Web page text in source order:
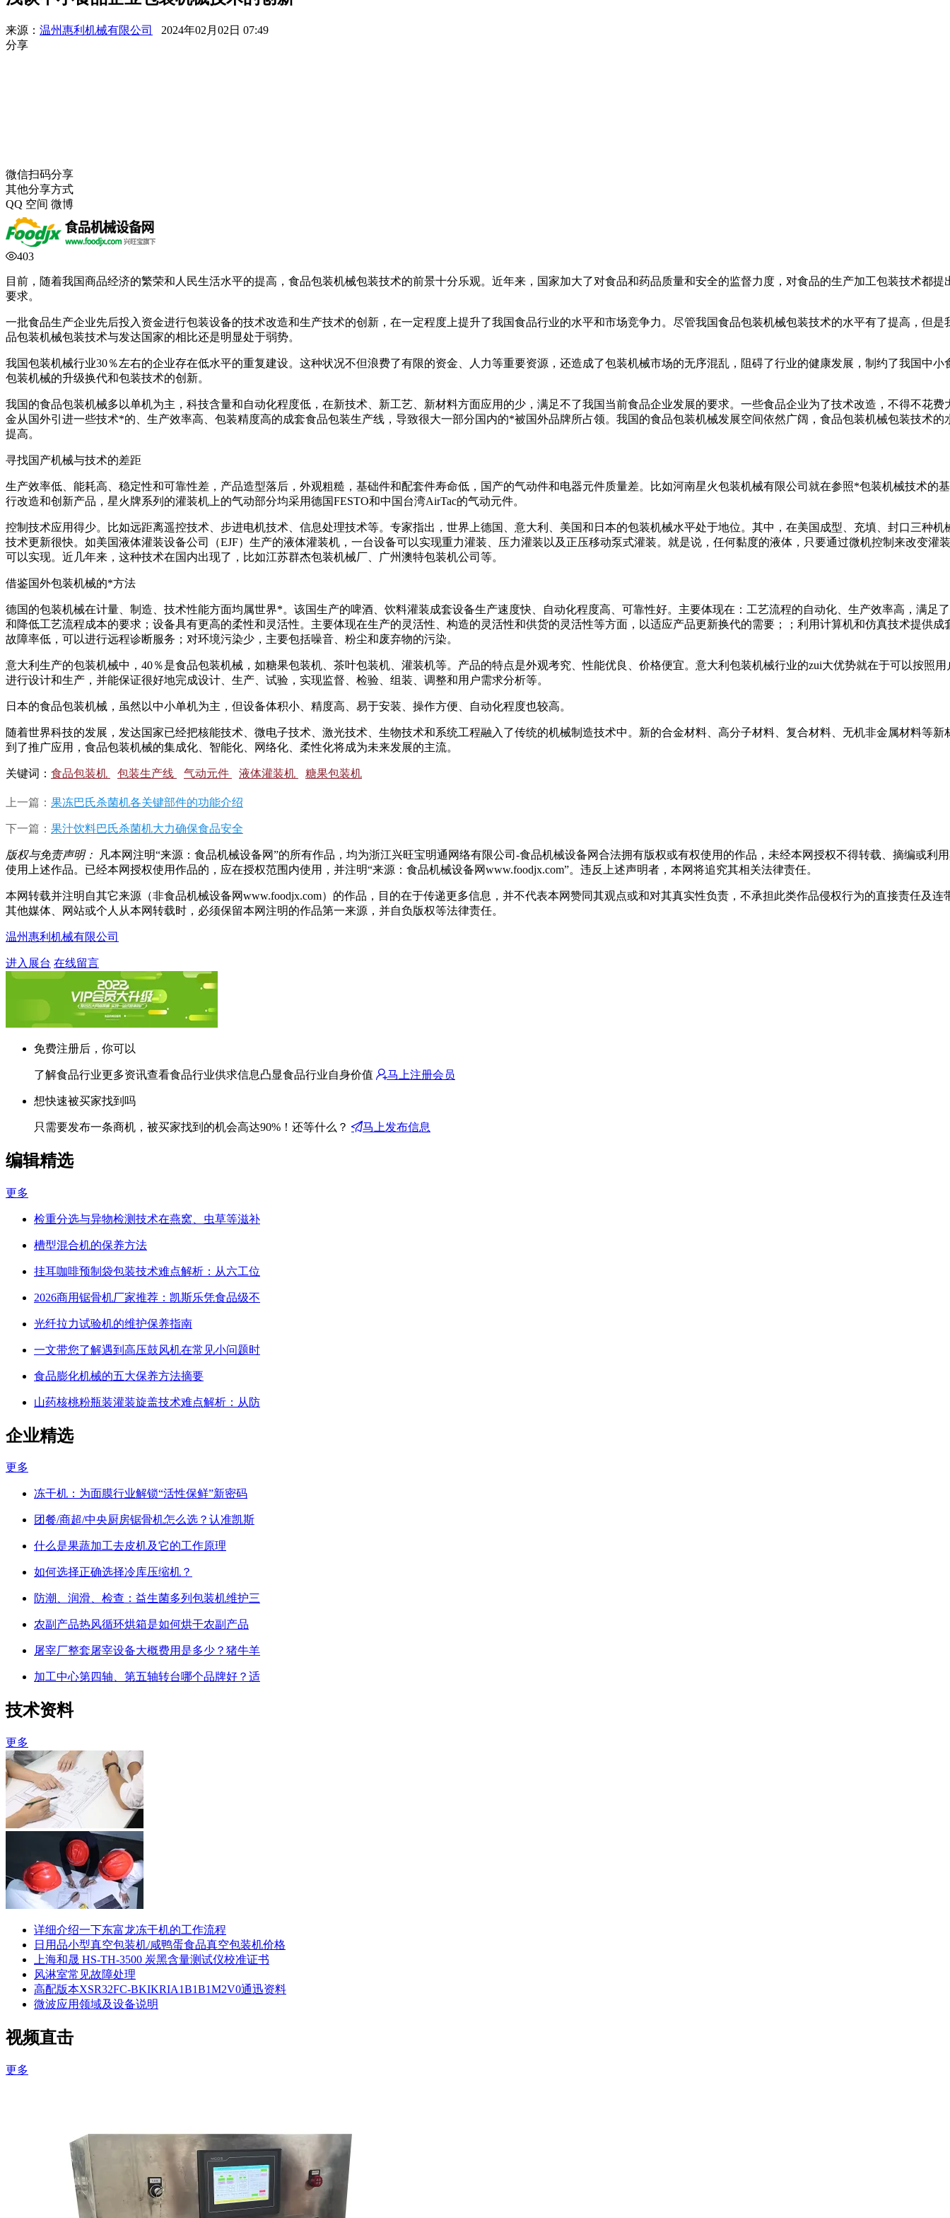
来源： 温州惠利机械有限公司
2024年02月02日 07:49
分享
微信扫码分享
其他分享方式
QQ 空间 微博
403
目前，随着我国商品经济的繁荣和人民生活水平的提高，食品包装机械包装技术的前景十分乐观。近年来，国家加大了对食品和药品质量和安全的监督力度，对食品的生产加工包装技术都提
要求。
一批食品生产企业先后投入资金进行包装设备的技术改造和生产技术的创新，在一定程度上提升了我国食品行业的水平和市场竞争力。尽管我国食品包装机械包装技术的水平有了提高，但是
品包装机械包装技术与发达国家的相比还是明显处于弱势。
我国包装机械行业30％左右的企业存在低水平的重复建设。这种状况不但浪费了有限的资金、人力等重要资源，还造成了包装机械市场的无序混乱，阻碍了行业的健康发展，制约了我国中小
包装机械的升级换代和包装技术的创新。
我国的食品包装机械多以单机为主，科技含量和自动化程度低，在新技术、新工艺、新材料方面应用的少，满足不了我国当前食品企业发展的要求。一些食品企业为了技术改造，不得不花费
金从国外引进一些技术*的、生产效率高、包装精度高的成套食品包装生产线，导致很大一部分国内的*被国外品牌所占领。我国的食品包装机械发展空间依然广阔，食品包装机械包装技术的
提高。
寻找国产机械与技术的差距
生产效率低、能耗高、稳定性和可靠性差，产品造型落后，外观粗糙，基础件和配套件寿命低，国产的气动件和电器元件质量差。比如河南星火包装机械有限公司就在参照*包装机械技术的
行改造和创新产品，星火牌系列的灌装机上的气动部分均采用德国FESTO和中国台湾AirTac的气动元件。
控制技术应用得少。比如远距离遥控技术、步进电机技术、信息处理技术等。专家指出，世界上德国、意大利、美国和日本的包装机械水平处于地位。其中，在美国成型、充填、封口三种机
技术更新很快。如美国液体灌装设备公司（EJF）生产的液体灌装机，一台设备可以实现重力灌装、压力灌装以及正压移动泵式灌装。就是说，任何黏度的液体，只要通过微机控制来改变灌
可以实现。近几年来，这种技术在国内出现了，比如江苏群杰包装机械厂、广州澳特包装机公司等。
借鉴国外包装机械的*方法
德国的包装机械在计量、制造、技术性能方面均属世界*。该国生产的啤酒、饮料灌装成套设备生产速度快、自动化程度高、可靠性好。主要体现在：工艺流程的自动化、生产效率高，满足
和降低工艺流程成本的要求；设备具有更高的柔性和灵活性。主要体现在生产的灵活性、构造的灵活性和供货的灵活性等方面，以适应产品更新换代的需要；；利用计算机和仿真技术提供成
故障率低，可以进行远程诊断服务；对环境污染少，主要包括噪音、粉尘和废弃物的污染。
意大利生产的包装机械中，40％是食品包装机械，如糖果包装机、茶叶包装机、灌装机等。产品的特点是外观考究、性能优良、价格便宜。意大利包装机械行业的zui大优势就在于可以按照用
进行设计和生产，并能保证很好地完成设计、生产、试验，实现监督、检验、组装、调整和用户需求分析等。
日本的食品包装机械，虽然以中小单机为主，但设备体积小、精度高、易于安装、操作方便、自动化程度也较高。
随着世界科技的发展，发达国家已经把核能技术、微电子技术、激光技术、生物技术和系统工程融入了传统的机械制造技术中。新的合金材料、高分子材料、复合材料、无机非金属材料等新
到了推广应用，食品包装机械的集成化、智能化、网络化、柔性化将成为未来发展的主流。
关键词： 食品包装机 包装生产线 气动元件 液体灌装机 糖果包装机
上一篇： 果冻巴氏杀菌机各关键部件的功能介绍
下一篇： 果汁饮料巴氏杀菌机大力确保食品安全
版权与免责声明：
凡本网注明“来源：食品机械设备网”的所有作品，均为浙江兴旺宝明通网络有限公司-食品机械设备网合法拥有版权或有权使用的作品，未经本网授权不得转载、摘编或利
使用上述作品。已经本网授权使用作品的，应在授权范围内使用，并注明“来源：食品机械设备网www.foodjx.com”。违反上述声明者，本网将追究其相关法律责任。
本网转载并注明自其它来源（非食品机械设备网www.foodjx.com）的作品，目的在于传递更多信息，并不代表本网赞同其观点或和对其真实性负责，不承担此类作品侵权行为的直接责任及连
其他媒体、网站或个人从本网转载时，必须保留本网注明的作品第一来源，并自负版权等法律责任。
温州惠利机械有限公司
进入展台 在线留言
免费注册后，你可以
了解食品行业更多资讯查看食品行业供求信息凸显食品行业自身价值 马上注册会员
想快速被买家找到吗
只需要发布一条商机，被买家找到的机会高达90%！还等什么？ 马上发布信息
编辑精选
更多
检重分选与异物检测技术在燕窝、虫草等滋补
槽型混合机的保养方法
挂耳咖啡预制袋包装技术难点解析：从六工位
2026商用锯骨机厂家推荐：凯斯乐凭食品级不
光纤拉力试验机的维护保养指南
一文带您了解遇到高压鼓风机在常见小问题时
食品膨化机械的五大保养方法摘要
山药核桃粉瓶装灌装旋盖技术难点解析：从防
企业精选
更多
冻干机：为面膜行业解锁“活性保鲜”新密码
团餐/商超/中央厨房锯骨机怎么选？认准凯斯
什么是果蔬加工去皮机及它的工作原理
如何选择正确选择冷库压缩机？
防潮、润滑、检查：益生菌多列包装机维护三
农副产品热风循环烘箱是如何烘干农副产品
屠宰厂整套屠宰设备大概费用是多少？猪牛羊
加工中心第四轴、第五轴转台哪个品牌好？适
技术资料
更多
详细介绍一下东富龙冻干机的工作流程
日用品小型真空包装机/咸鸭蛋食品真空包装机价格
上海和晟 HS-TH-3500 炭黑含量测试仪校准证书
风淋室常见故障处理
高配版本XSR32FC-BKIKRIA1B1B1M2V0通迅资料
微波应用领域及设备说明
视频直击
更多